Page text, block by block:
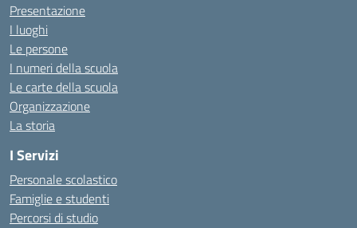
Presentazione
I luoghi
Le persone
I numeri della scuola
Le carte della scuola
Organizzazione
La storia
I Servizi
Personale scolastico
Famiglie e studenti
Percorsi di studio